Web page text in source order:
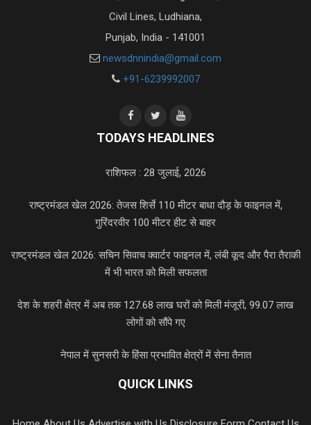
Civil Lines, Ludhiana,
Punjab, India - 141001
newsdnnindia@gmail.com
+91-6239992007
TODAYS HEADLINES
राशिफल : 28 जुलाई, 2026
राष्ट्रमंडल खेल 2026: तेजस शिर्से 110 मीटर बाधा दौड़ के फाइनल में,
गुरिंदरवीर 100 मीटर हीट से बाहर
राष्ट्रमंडल खेल 2026: सचिन सिवाच क्वार्टर फाइनल में, लंबी कूद और पैरा तैराकी
में भी भारत को मिली सफलता
देश के शहरी क्षेत्र में अब तक 127.68 लाख घरों को मिली मंजूरी, 99.07 लाख
लोगों को सौंपे गए
नेपाल में सुनसरी के हिंसा प्रभावित क्षेत्रों में सेना तैनात
QUICK LINKS